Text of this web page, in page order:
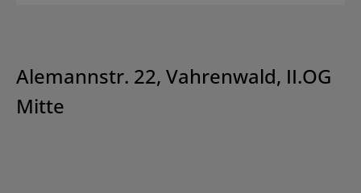
Alemannstr. 22, Vahrenwald, II.OG
Mitte